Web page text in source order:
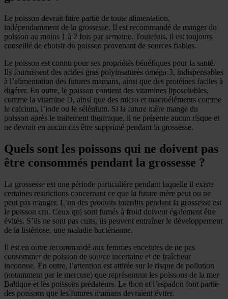
Le poisson devrait faire partie de toute alimentation,
indépendamment de la grossesse. Il est recommandé de manger du
poisson au moins 1 à 2 fois par semaine. Toutefois, il est toujours
conseillé de choisir du poisson provenant de sources fiables.
Le poisson est connu pour ses propriétés bénéfiques pour la santé.
Ils fournissent des acides gras polyinsaturés oméga-3, indispensables
à l’alimentation des futures mamans, ainsi que des protéines faciles à
digérer. En outre, le poisson contient des vitamines liposolubles,
comme la vitamine D, ainsi que des micro et macroéléments comme
le calcium, l’iode ou le sélénium. Si la future mère mange du
poisson après le traitement thermique, il ne présente aucun risque et
ne devrait en aucun cas être supprimé pendant la grossesse.
Quels sont les poissons qui ne doivent pas
être consommés pendant la grossesse ?
La grossesse est une période particulière pendant laquelle il existe
certaines restrictions concernant ce que la future mère peut ou ne
peut pas manger. L’un des produits interdits pendant la grossesse est
le poisson cru. Ceux qui sont fumés à froid doivent également être
évités. S’ils ne sont pas cuits, ils peuvent entraîner le développement
de la listériose, une maladie bactérienne.
Il est en outre recommandé aux femmes enceintes de ne pas
consommer de poisson de source incertaine et de fraîcheur
inconnue. En outre, l’attention est attirée sur le risque de pollution
(notamment par le mercure) que représentent les poissons de la mer
Baltique et les poissons prédateurs. Le thon et l’espadon font partie
des poissons que les futures mamans devraient éviter.